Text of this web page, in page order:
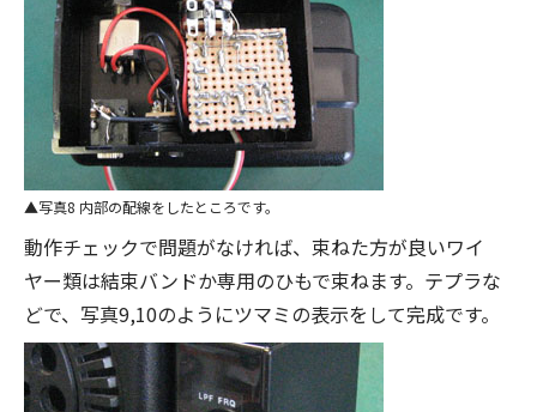
写真8 内部の配線をしたところです。
動作チェックで問題がなければ、束ねた方が良いワイ
ヤー類は結束バンドか専用のひもで束ねます。テプラな
どで、写真9,10のようにツマミの表示をして完成です。